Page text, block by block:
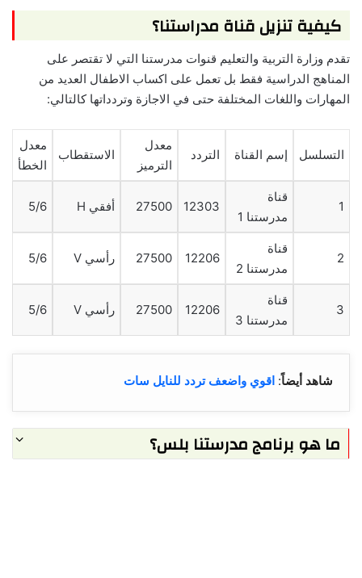
كيفية تنزيل قناة مدراستنا؟
تقدم وزارة التربية والتعليم قنوات مدرستنا التي لا تقتصر على
المناهج الدراسية فقط بل تعمل على اكساب الاطفال العديد من
المهارات واللغات المختلفة حتى في الاجازة وتردداتها كالتالي:
التسلسل إسم القناة التردد
معدل
الترميز
الاستقطاب
معدل
الخطأ
1
قناة
مدرستنا 1
12303
27500 أفقي H 5/6
2
قناة
مدرستنا 2
12206
27500 رأسي V 5/6
3
قناة
مدرستنا 3
12206
27500 رأسي V 5/6
شاهد أيضاً: اقوي واضعف تردد للنايل سات
ما هو برنامج مدرستنا بلس؟